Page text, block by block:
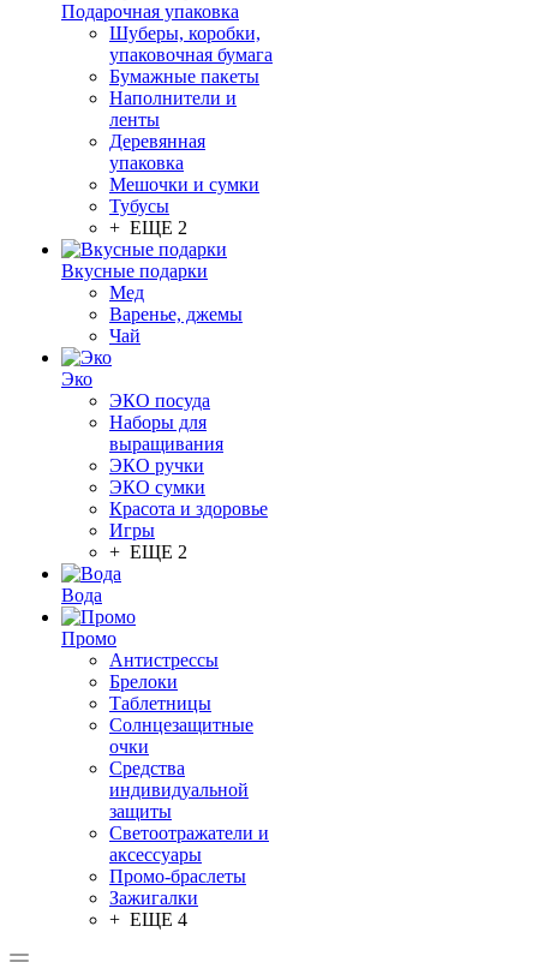
Подарочная упаковка
Шуберы, коробки,
упаковочная бумага
Бумажные пакеты
Наполнители и
ленты
Деревянная
упаковка
Мешочки и сумки
Тубусы
+ ЕЩЕ 2
Вкусные подарки
Мед
Варенье, джемы
Чай
Эко
ЭКО посуда
Наборы для
выращивания
ЭКО ручки
ЭКО сумки
Красота и здоровье
Игры
+ ЕЩЕ 2
Вода
Промо
Антистрессы
Брелоки
Таблетницы
Солнцезащитные
очки
Средства
индивидуальной
защиты
Светоотражатели и
аксессуары
Промо-браслеты
Зажигалки
+ ЕЩЕ 4